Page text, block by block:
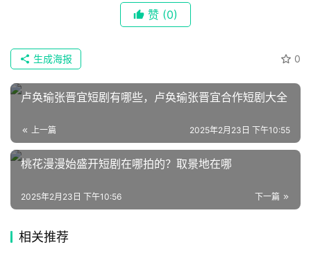
热
速
递
🌱
博
星
赞 (0)
0
生成海报
卢奂瑜张晋宜短剧有哪些，卢奂瑜张晋宜合作短剧大全
上一篇 2025年2月23日 下午10:55
桃花漫漫始盛开短剧在哪拍的？取景地在哪
下一篇
2025年2月23日 下午10:56
相关推荐